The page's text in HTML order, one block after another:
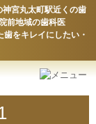
宮丸太町駅近くの歯
前地域の歯科医
をキレイにしたい・